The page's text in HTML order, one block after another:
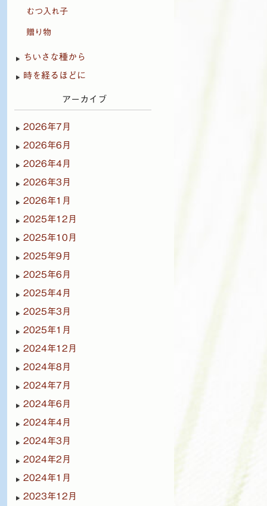
むつ入れ子
贈り物
ちいさな種から
時を経るほどに
アーカイブ
2026年7月
2026年6月
2026年4月
2026年3月
2026年1月
2025年12月
2025年10月
2025年9月
2025年6月
2025年4月
2025年3月
2025年1月
2024年12月
2024年8月
2024年7月
2024年6月
2024年4月
2024年3月
2024年2月
2024年1月
2023年12月